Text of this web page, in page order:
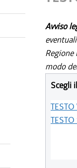
Avviso
Regione
modo
Scegli
TESTO